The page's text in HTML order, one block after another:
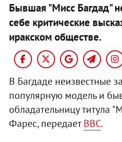
Бывшая "Мисс Багдад"
себе критические
иракском обществе.
В Багдаде неизвестные
популярную модель и
обладательницу титула
Фарес, передаетВВС.